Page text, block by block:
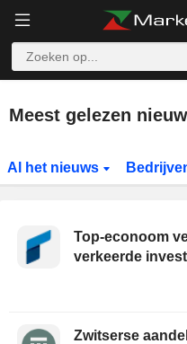
Meest gelezen
Al het nieuws
Top-econoom
verkeerde
Zwitserse